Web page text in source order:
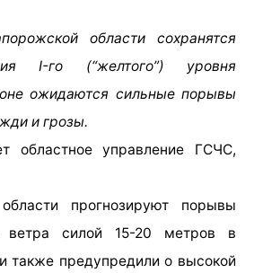
области сохранятся
I-го (“желтого”) уровня
ожидаются сильные порывы
и грозы.
областное управление ГСЧС,
прогнозируют порывы
ветра силой 15-20 метров в
также предупредили о высокой